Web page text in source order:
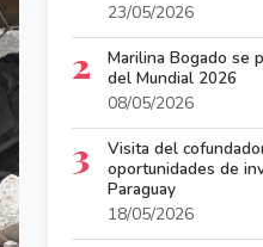
23/05/2026
2
Marilina Bogado se
del Mundial 2026
08/05/2026
3
Visita del
oportunidades de
Paraguay
18/05/2026